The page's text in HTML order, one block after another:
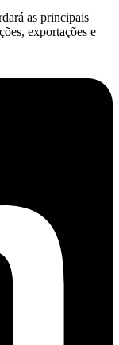
as principais
exportações e